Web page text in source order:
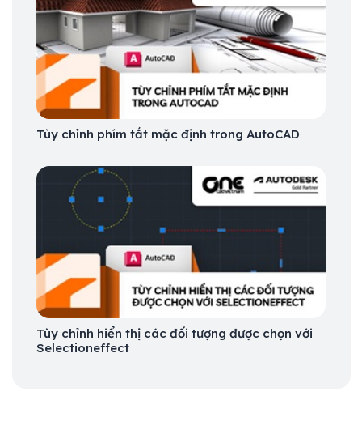
Tùy chỉnh phím tắt mặc định trong AutoCAD
Tùy chỉnh hiển thị các đối tượng được chọn với
Selectioneffect